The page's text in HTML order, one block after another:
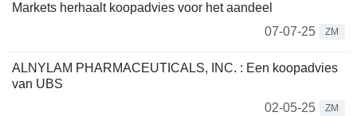
Markets herhaalt koopadvies voor het aandeel
07-07-25
ZM
ALNYLAM PHARMACEUTICALS, INC. : Een koopadvies
van UBS
02-05-25
ZM